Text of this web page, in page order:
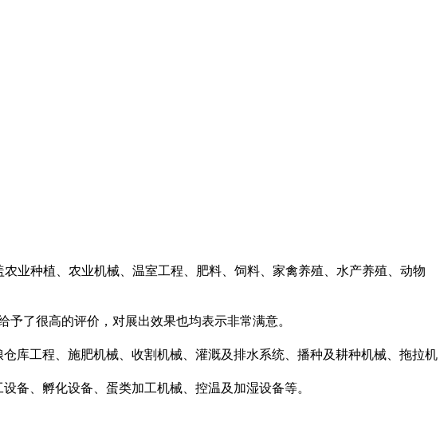
业种植、农业机械、温室工程、肥料、饲料、家禽养殖、水产养殖、动物
了很高的评价，对展出效果也均表示非常满意。
库工程、施肥机械、收割机械、灌溉及排水系统、播种及耕种机械、拖拉机
备、孵化设备、蛋类加工机械、控温及加湿设备等。